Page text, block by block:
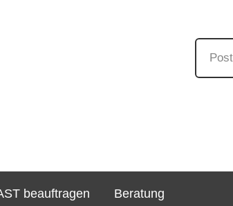
beauftragen Beratung